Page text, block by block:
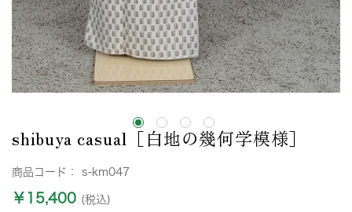
shibuya casual［白地の幾何学模様］
商品コード： s-km047
￥15,400 (税込)